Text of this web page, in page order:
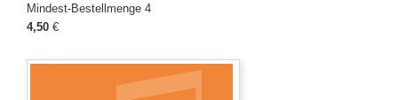
Mindest-Bestellmenge 4
4,50 €